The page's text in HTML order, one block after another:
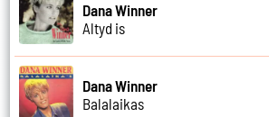
Dana Winner
Altyd is
Dana Winner
Balalaikas